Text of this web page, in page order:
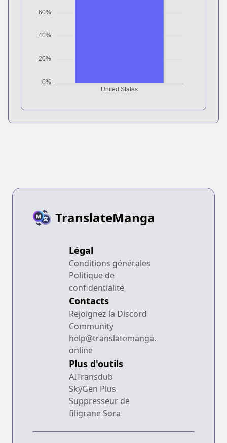
TranslateManga
Légal
Conditions générales
Politique de
confidentialité
Contacts
Rejoignez la Discord
Community
help@translatemanga.
online
Plus d'outils
AITransdub
SkyGen Plus
Suppresseur de
filigrane Sora